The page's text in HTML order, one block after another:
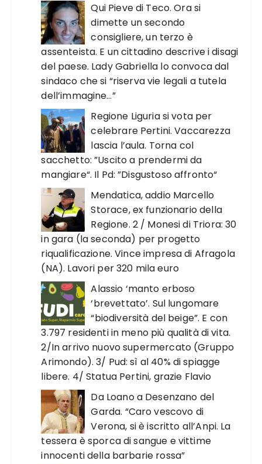
Qui Pieve di Teco. Ora si
dimette un secondo
consigliere, un terzo è
assenteista. E un cittadino descrive i disagi
del paese. Lady Gabriella lo convoca dal
sindaco che si “riserva vie legali a tutela
dell’immagine…”
Regione Liguria si vota per
celebrare Pertini. Vaccarezza
lascia l’aula. Torna col
sacchetto: ”Uscito a prendermi da
mangiare“. Il Pd: ”Disgustoso affronto“
Mendatica, addio Marcello
Storace, ex funzionario della
Regione. 2 / Monesi di Triora: 30
in gara (la seconda) per progetto
riqualificazione. Vince impresa di Afragola
(NA). Lavori per 320 mila euro
Alassio ‘manto erboso
‘brevettato’. Sul lungomare
“biodiversità del beige”. E con
3.797 residenti in meno più qualità di vita.
2/In arrivo nuovo supermercato (Gruppo
Arimondo). 3/ Pud: sì al 40% di spiagge
libere. 4/ Statua Pertini, grazie Flavio
Da Loano a Desenzano del
Garda. “Caro vescovo di
Verona, si è iscritto all’Anpi. La
tessera è sporca di sangue e vittime
innocenti della barbarie rossa”